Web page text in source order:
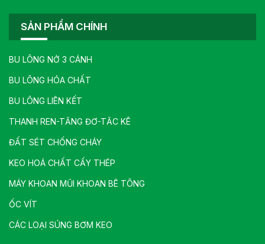
SẢN PHẨM CHÍNH
BU LÔNG NỞ 3 CÁNH
BU LÔNG HÓA CHẤT
BU LÔNG LIÊN KẾT
THANH REN-TĂNG ĐƠ-TĂC KÊ
ĐẤT SÉT CHỐNG CHÁY
KEO HOÁ CHẤT CẤY THÉP
MÁY KHOAN MŨI KHOAN BÊ TÔNG
ỐC VÍT
CÁC LOẠI SÚNG BƠM KEO